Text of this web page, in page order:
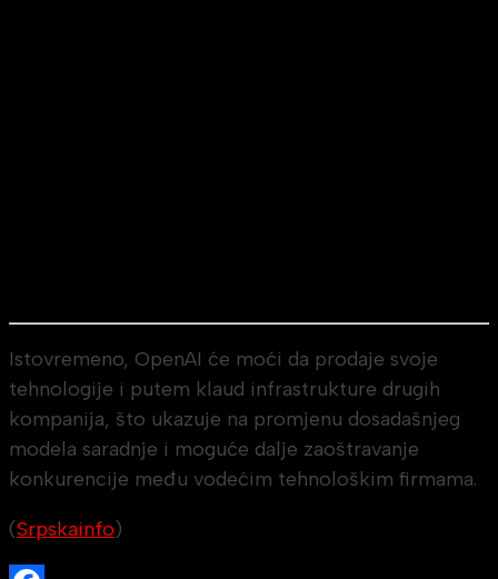
Istovremeno, OpenAI će moći da prodaje svoje
tehnologije i putem klaud infrastrukture drugih
kompanija, što ukazuje na promjenu dosadašnjeg
modela saradnje i moguće dalje zaoštravanje
konkurencije među vodećim tehnološkim firmama.
(Srpskainfo)